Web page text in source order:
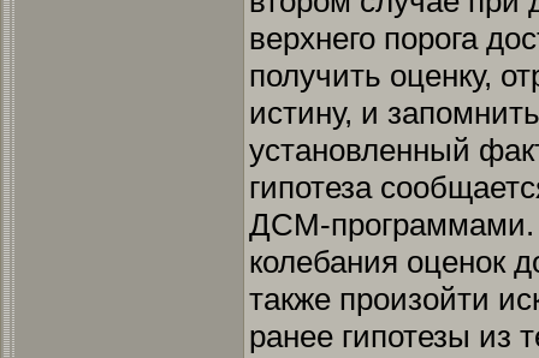
верхнего порога
получить оценку,
истину, и
установленный
гипотеза
ДСМ-программами.
колебания оценок
также произойти
ранее гипотезы из